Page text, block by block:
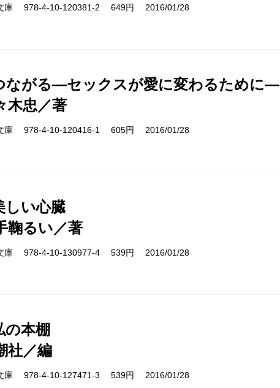
庫 978-4-10-120381-2 649円 2016/01/28
ながる―セックスが愛に変わるために―
木忠／著
庫 978-4-10-120416-1 605円 2016/01/28
しい心臓
鞠るい／著
庫 978-4-10-130977-4 539円 2016/01/28
の本棚
社／編
庫 978-4-10-127471-3 539円 2016/01/28